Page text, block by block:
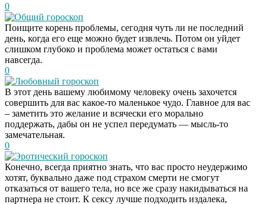
0
Общий гороскоп
Поищите корень проблемы, сегодня чуть ли не последний
день, когда его еще можно будет извлечь. Потом он уйдет
слишком глубоко и проблема может остаться с вами
навсегда.
0
Любовный гороскоп
В этот день вашему любимому человеку очень захочется
совершить для вас какое-то маленькое чудо. Главное для вас
– заметить это желание и всячески его морально
поддержать, дабы он не успел передумать — мысль-то
замечательная.
0
Эротический гороскоп
Конечно, всегда приятно знать, что вас просто неудержимо
хотят, буквально даже под страхом смерти не смогут
отказаться от вашего тела, но все же сразу накидываться на
партнера не стоит. К сексу лучше подходить издалека,